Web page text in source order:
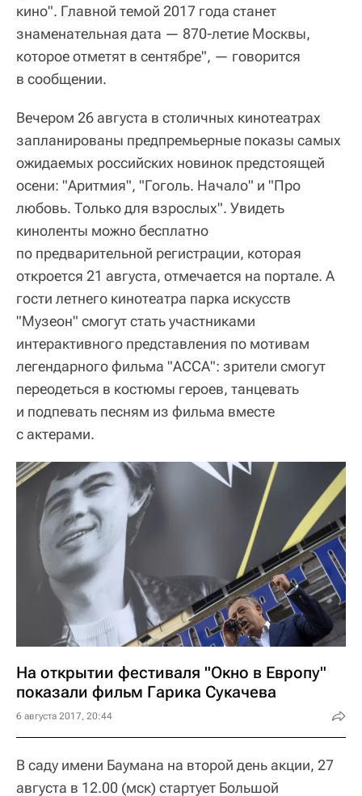
кино". Главной темой 2017 года станет
знаменательная дата — 870-летие Москвы,
которое отметят в сентябре", — говорится
в сообщении.
Вечером 26 августа в столичных кинотеатрах
запланированы предпремьерные показы самых
ожидаемых российских новинок предстоящей
осени: "Аритмия", "Гоголь. Начало" и "Про
любовь. Только для взрослых". Увидеть
киноленты можно бесплатно
по предварительной регистрации, которая
откроется 21 августа, отмечается на портале. А
гости летнего кинотеатра парка искусств
"Музеон" смогут стать участниками
интерактивного представления по мотивам
легендарного фильма "АССА": зрители смогут
переодеться в костюмы героев, танцевать
и подпевать песням из фильма вместе
с актерами.
На открытии фестиваля "Окно в Европу"
показали фильм Гарика Сукачева
6 августа 2017, 20:44
В саду имени Баумана на второй день акции, 27
августа в 12.00 (мск) стартует Большой